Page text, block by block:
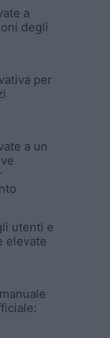
a
degli
per
a un
utenti e
elevate